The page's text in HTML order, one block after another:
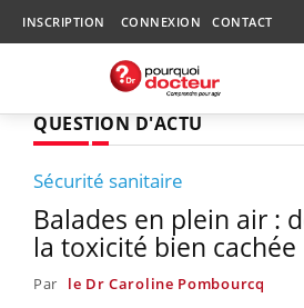
INSCRIPTION CONNEXION CONTACT
QUESTION D'ACTU
Sécurité sanitaire
Balades en plein air :
la toxicité bien cachée
Par le Dr Caroline Pombourcq